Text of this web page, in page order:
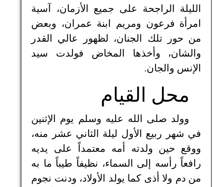
الليلة الراجحة على جميع الأزمان، آسية
امرأة فرعون ومريم ابنة عمران، وبعض
من حور تلك الجنان، لظهور عالي القدر
والشان، وأخذها المخاض فولدت سيد
الإنس والجان.
محل القيام
وولد صلى الله عليه وسلم يوم الإثنين
في شهر ربيع الأول ليلة الثاني عشر منه،
ووقع حين ولدته أمه معتمداً على يديه
رافعاً رأسه إلى السماء، نظيفاً طيباً ما به
من دم ولا أذى كما يولد الأولاد، ودنت نجوم